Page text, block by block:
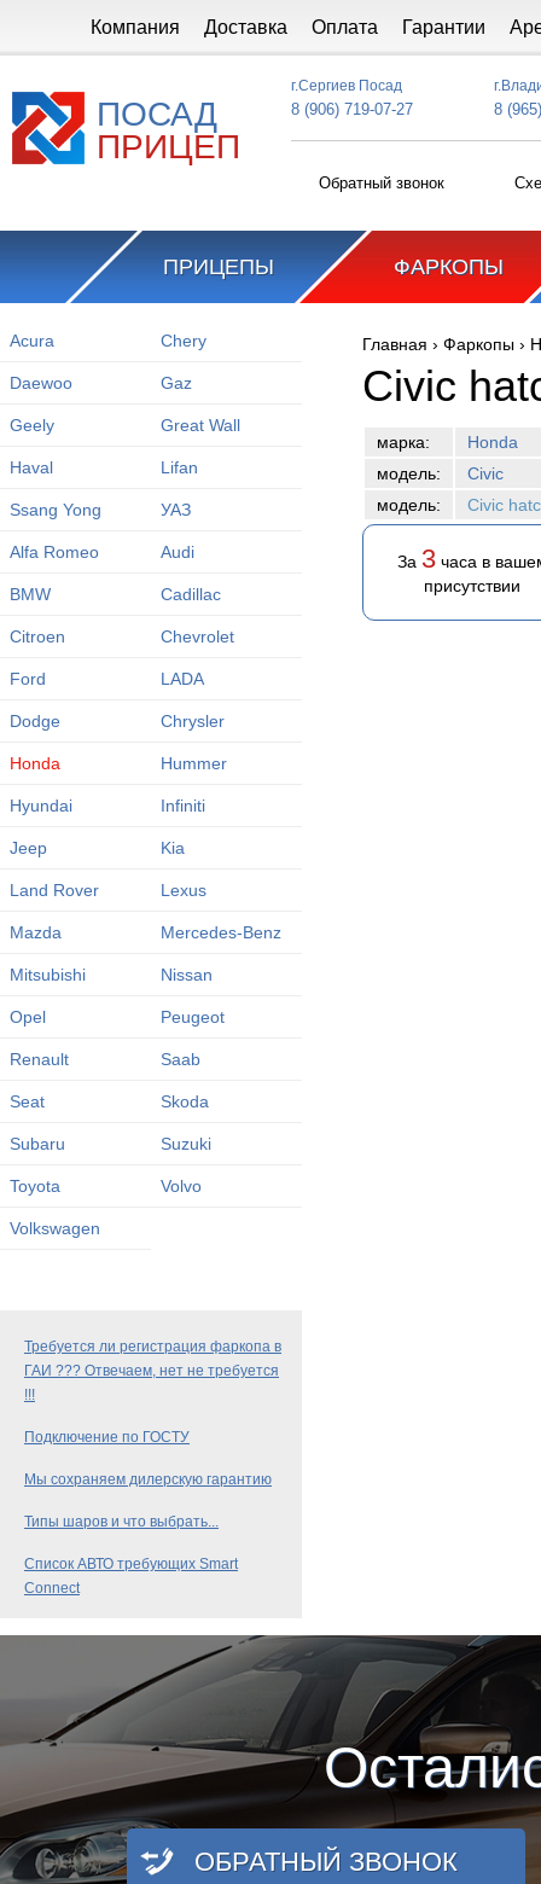
Компания Доставка Оплата Гарантии
ПОСАД
ПРИЦЕП
г.Сергиев Посад
8 (906) 719-07-27 8
Обратный звонок
ПРИЦЕПЫ ФАРКОПЫ
Acura Chery
Daewoo Gaz
Geely Great Wall
Haval Lifan
Ssang Yong УАЗ
Alfa Romeo Audi
BMW Cadillac
Citroen Chevrolet
Ford LADA
Dodge Chrysler
Honda Hummer
Hyundai Infiniti
Jeep Kia
Land Rover Lexus
Mazda Mercedes-Benz
Mitsubishi Nissan
Opel Peugeot
Renault Saab
Seat Skoda
Subaru Suzuki
Toyota Volvo
Volkswagen
Требуется ли регистрация фаркопа в
ГАИ ??? Отвечаем, нет не требуется
!!!
Подключение по ГОСТУ
Мы сохраняем дилерскую гарантию
Типы шаров и что выбрать...
Список АВТО требующих Smart
Connect
Вы здесь
Главная › Фаркопы ›
Civic
марка:
Honda
модель:
Civic
модель:
Civic
За 3часа в
присутствии
ОБРАТНЫЙ ЗВОНОК